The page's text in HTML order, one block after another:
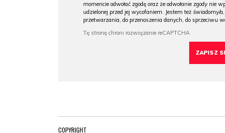
momencie odwołać zgodę oraz że odwołanie zgody nie
udzielonej przed jej wycofaniem. Jestem też świadomy/
przetwarzania, do przenoszenia danych, do sprzeciwu
COPYRIGHT